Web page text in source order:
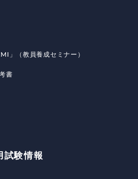
」（教員養成セミナー）
書
試験情報